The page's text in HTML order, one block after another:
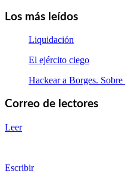
Los más leídos
Liquidación
El ejército ciego
Hackear a Borges. Sobre
Correo de lectores
Leer
Escribir